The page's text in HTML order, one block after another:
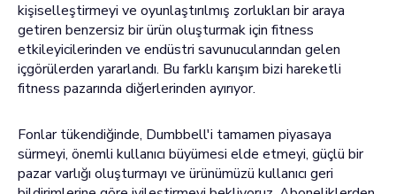
kişiselleştirmeyi ve oyunlaştırılmış zorlukları bir araya
getiren benzersiz bir ürün oluşturmak için fitness
etkileyicilerinden ve endüstri savunucularından gelen
içgörülerden yararlandı. Bu farklı karışım bizi hareketli
fitness pazarında diğerlerinden ayırıyor.
Fonlar tükendiğinde, Dumbbell'i tamamen piyasaya
sürmeyi, önemli kullanıcı büyümesi elde etmeyi, güçlü bir
pazar varlığı oluşturmayı ve ürünümüzü kullanıcı geri